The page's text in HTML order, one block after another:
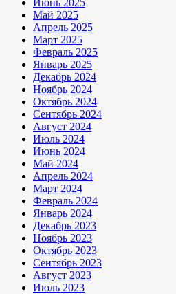
Июнь 2025
Май 2025
Апрель 2025
Март 2025
Февраль 2025
Январь 2025
Декабрь 2024
Ноябрь 2024
Октябрь 2024
Сентябрь 2024
Август 2024
Июль 2024
Июнь 2024
Май 2024
Апрель 2024
Март 2024
Февраль 2024
Январь 2024
Декабрь 2023
Ноябрь 2023
Октябрь 2023
Сентябрь 2023
Август 2023
Июль 2023